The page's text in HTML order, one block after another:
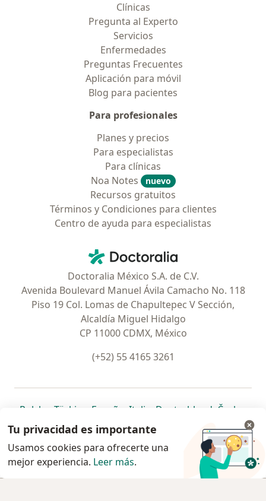
Clínicas
Pregunta al Experto
Servicios
Enfermedades
Preguntas Frecuentes
Aplicación para móvil
Blog para pacientes
Para profesionales
Planes y precios
Para especialistas
Para clínicas
Noa Notes
nuevo
Recursos gratuitos
Términos y Condiciones para clientes
Centro de ayuda para especialistas
Doctoralia - Página de inicio
Doctoralia México S.A. de C.V.
Avenida Boulevard Manuel Ávila Camacho No. 118
Piso 19 Col. Lomas de Chapultepec V Sección,
Alcaldía Miguel Hidalgo
CP 11000 CDMX, México
(+52) 55 4165 3261
Polska se abre en una nueva pestaña
Türkiye se abre en una nueva pestaña
España se abre en una nueva pestaña
Italia se abre en una nueva
Deutschlandse abre en
Česko
Portugal
se abre en una nueva pestaña
México se abre en una nueva pestaña
Chile se abre en una nueva pestaña
Brasil se abre en una nueva
se abre en
se
se abre en una nueva
www.doctoralia.com.mx © 2026 - Encuentra tu
Tu privacidad es importante
Usamos cookies para ofrecerte una
mejor experiencia. Leer más.